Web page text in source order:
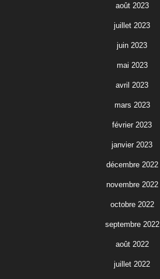
août 2023
juillet 2023
juin 2023
mai 2023
avril 2023
mars 2023
février 2023
janvier 2023
décembre 2022
novembre 2022
octobre 2022
septembre 2022
août 2022
juillet 2022